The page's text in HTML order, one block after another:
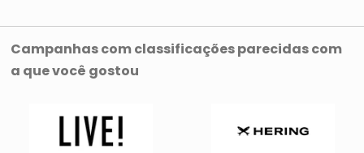
Campanhas com classificações parecidas com
a que você gostou